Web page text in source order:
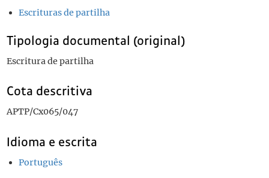
Escrituras de partilha
Tipologia documental (original)
Escritura de partilha
Cota descritiva
APTP/Cx065/047
Idioma e escrita
Português